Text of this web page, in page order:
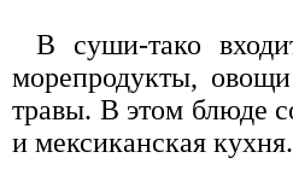
В суши-тако
морепродукты,
травы. В этом блюде
и мексиканская кухня.